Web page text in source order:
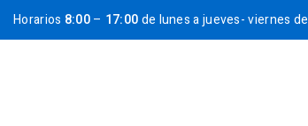
Horarios 8:00– 17:00de lunes a jueves- viernes de